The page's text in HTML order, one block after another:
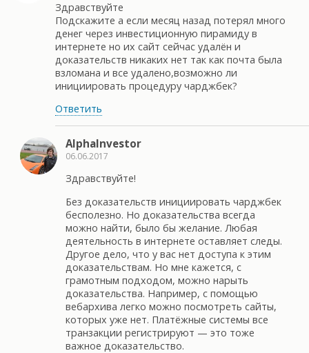
Здравствуйте
Подскажите а если месяц назад потерял много
денег через инвестиционную пирамиду в
интернете но их сайт сейчас удалён и
доказательств никаких нет так как почта была
взломана и все удалено,возможно ли
инициировать процедуру чарджбек?
Ответить
AlphaInvestor
06.06.2017
Здравствуйте!
Без доказательств инициировать чарджбек
бесполезно. Но доказательства всегда
можно найти, было бы желание. Любая
деятельность в интернете оставляет следы.
Другое дело, что у вас нет доступа к этим
доказательствам. Но мне кажется, с
грамотным подходом, можно нарыть
доказательства. Например, с помощью
вебархива легко можно посмотреть сайты,
которых уже нет. Платёжные системы все
транзакции регистрируют — это тоже
важное доказательство.